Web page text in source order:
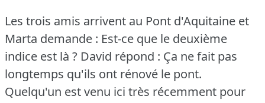
Les trois amis arrivent au Pont d'Aquitaine et
Marta demande : Est-ce que le deuxième
indice est là ? David répond : Ça ne fait pas
longtemps qu'ils ont rénové le pont.
Quelqu'un est venu ici très récemment pour